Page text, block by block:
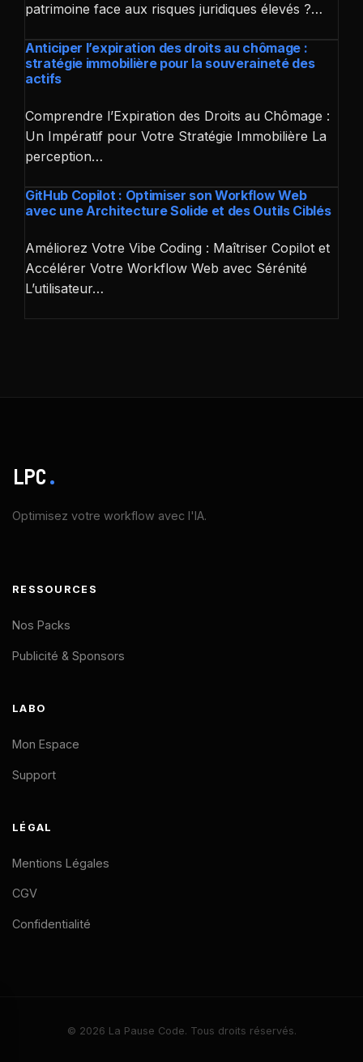
patrimoine face aux risques juridiques élevés ?…
Anticiper l’expiration des droits au chômage :
stratégie immobilière pour la souveraineté des
actifs
Comprendre l’Expiration des Droits au Chômage :
Un Impératif pour Votre Stratégie Immobilière La
perception…
GitHub Copilot : Optimiser son Workflow Web
avec une Architecture Solide et des Outils Ciblés
Améliorez Votre Vibe Coding : Maîtriser Copilot et
Accélérer Votre Workflow Web avec Sérénité
L’utilisateur…
LPC.
Optimisez votre workflow avec l'IA.
RESSOURCES
Nos Packs
Publicité & Sponsors
LABO
Mon Espace
Support
LÉGAL
Mentions Légales
CGV
Confidentialité
© 2026 La Pause Code. Tous droits réservés.
rejoindre La Pause Code